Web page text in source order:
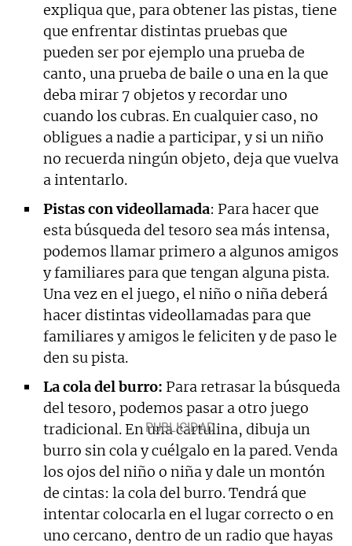
expliqua que, para obtener las pistas, tiene
que enfrentar distintas pruebas que
pueden ser por ejemplo una prueba de
canto, una prueba de baile o una en la que
deba mirar 7 objetos y recordar uno
cuando los cubras. En cualquier caso, no
obligues a nadie a participar, y si un niño
no recuerda ningún objeto, deja que vuelva
a intentarlo.
Pistas con videollamada: Para hacer que
esta búsqueda del tesoro sea más intensa,
podemos llamar primero a algunos amigos
y familiares para que tengan alguna pista.
Una vez en el juego, el niño o niña deberá
hacer distintas videollamadas para que
familiares y amigos le feliciten y de paso le
den su pista.
La cola del burro: Para retrasar la búsqueda
del tesoro, podemos pasar a otro juego
tradicional. En una cartulina, dibuja un
burro sin cola y cuélgalo en la pared. Venda
los ojos del niño o niña y dale un montón
de cintas: la cola del burro. Tendrá que
intentar colocarla en el lugar correcto o en
uno cercano, dentro de un radio que hayas